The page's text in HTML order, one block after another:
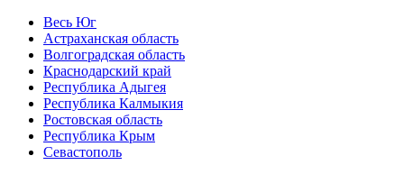
Весь Юг
Астраханская область
Волгоградская область
Краснодарский край
Республика Адыгея
Республика Калмыкия
Ростовская область
Республика Крым
Севастополь